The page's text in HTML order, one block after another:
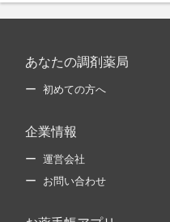
あなたの調剤薬局
初めての方へ
企業情報
運営会社
お問い合わせ